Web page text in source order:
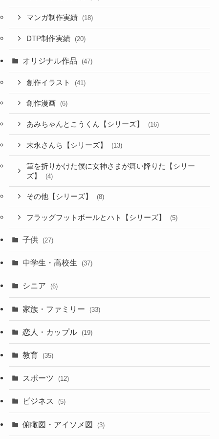
マンガ制作実績 (18)
DTP制作実績 (20)
オリジナル作品 (47)
創作イラスト (41)
創作漫画 (6)
あみちゃんとこうくん【シリーズ】 (16)
末永さんち【シリーズ】 (13)
筆を折りかけた僕に女神さまが舞い降りた【シリー
ズ】
(4)
その他【シリーズ】 (8)
フラッグフットボールとハト【シリーズ】 (5)
子供 (27)
中学生・高校生 (37)
シニア (6)
家族・ファミリー (33)
恋人・カップル (19)
教育 (35)
スポーツ (12)
ビジネス (5)
俯瞰図・アイソメ図 (3)